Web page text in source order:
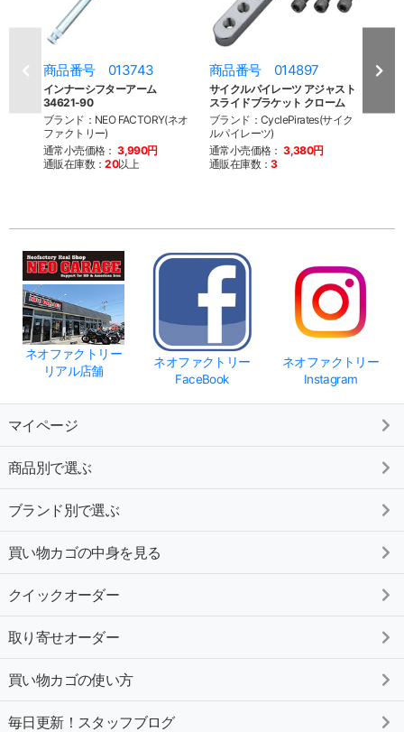
商品番号 013743
インナーシフターアーム
34621-90
ブランド：NEO FACTORY(ネオ
ファクトリー)
通常小売価格： 3,990円
通販在庫数：20以上
商品番号 014897
サイクルパイレーツ アジャスト
スライドブラケット クローム
ブランド：CyclePirates(サイク
ルパイレーツ)
通常小売価格： 3,380円
通販在庫数：3
商
ネオファクトリー
リアル店舗
ネオファクトリー
FaceBook
ネオファクトリー
Instagram
マイページ
商品別で選ぶ
ブランド別で選ぶ
買い物カゴの中身を見る
クイックオーダー
取り寄せオーダー
買い物カゴの使い方
毎日更新！スタッフブログ